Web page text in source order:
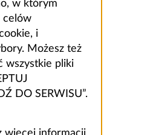
w którym
celów
i
Możesz też
wszystkie pliki
DO SERWISU”.